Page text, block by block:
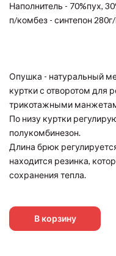
Наполнитель - 70%пух,
п/комбез - синтепон
Опушка - натуральный
куртки с отворотом для
трикотажными
По низу куртки
полукомбинезон.
Длина брюк
находится резинка,
сохранения тепла.
В корзину